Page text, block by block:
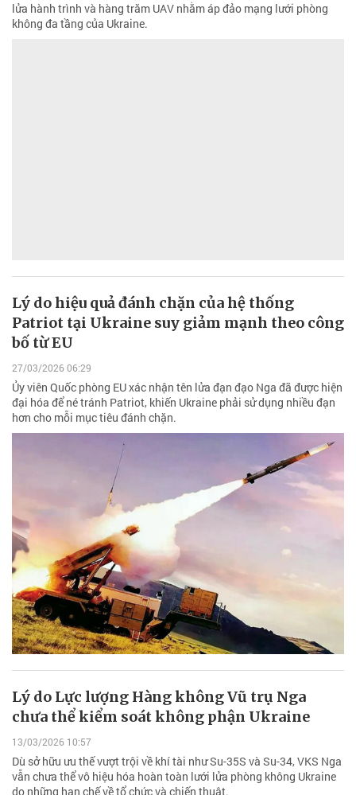
lửa hành trình và hàng trăm UAV nhằm áp đảo mạng lưới phòng
không đa tầng của Ukraine.
Lý do hiệu quả đánh chặn của hệ thống
Patriot tại Ukraine suy giảm mạnh theo công
bố từ EU
27/03/2026 06:29
Ủy viên Quốc phòng EU xác nhận tên lửa đạn đạo Nga đã được hiện
đại hóa để né tránh Patriot, khiến Ukraine phải sử dụng nhiều đạn
hơn cho mỗi mục tiêu đánh chặn.
Lý do Lực lượng Hàng không Vũ trụ Nga
chưa thể kiểm soát không phận Ukraine
13/03/2026 10:57
Dù sở hữu ưu thế vượt trội về khí tài như Su-35S và Su-34, VKS Nga
vẫn chưa thể vô hiệu hóa hoàn toàn lưới lửa phòng không Ukraine
do những hạn chế về tổ chức và chiến thuật.